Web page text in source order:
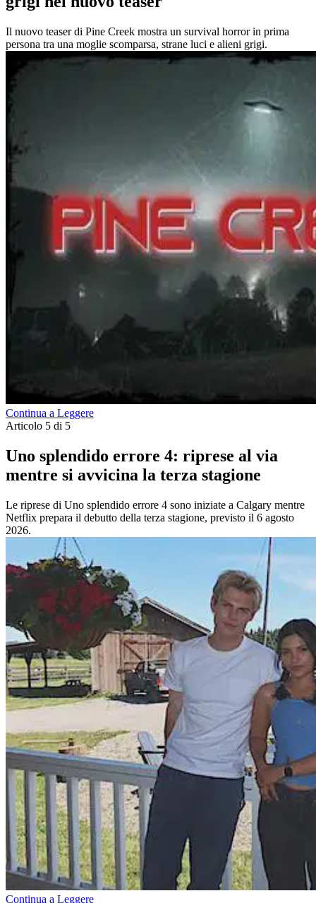
Il nuovo teaser di Pine Creek mostra un survival horror in prima
persona tra una moglie scomparsa, strane luci e alieni grigi.
Continua a Leggere
Articolo 5 di 5
Uno splendido errore 4: riprese al via
mentre si avvicina la terza stagione
Le riprese di Uno splendido errore 4 sono iniziate a Calgary mentre
Netflix prepara il debutto della terza stagione, previsto il 6 agosto
2026.
Continua a Leggere